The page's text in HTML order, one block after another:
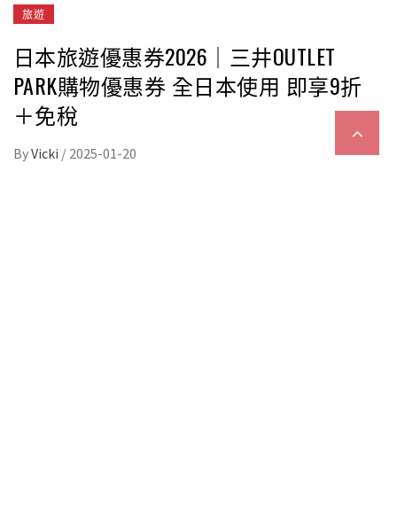
旅遊
日本旅遊優惠券2026｜三井OUTLET
PARK購物優惠券 全日本使用 即享9折
＋免稅
ByVicki / 2025-01-20